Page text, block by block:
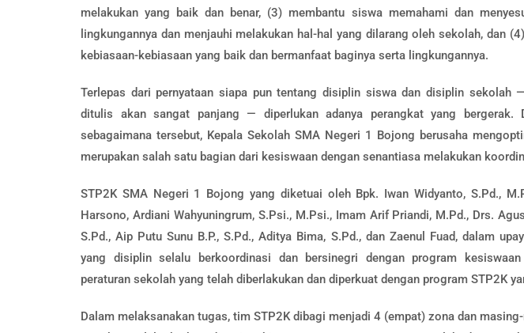
melakukan yang baik dan benar, (3) membantu siswa memahami dan
lingkungannya dan menjauhi melakukan hal-hal yang dilarang oleh sekolah, dan
kebiasaan-kebiasaan yang baik dan bermanfaat baginya serta lingkungannya.
Terlepas dari pernyataan siapa pun tentang disiplin siswa dan disiplin sekolah
ditulis akan sangat panjang — diperlukan adanya perangkat yang bergerak.
sebagaimana tersebut, Kepala Sekolah SMA Negeri 1 Bojong berusaha
merupakan salah satu bagian dari kesiswaan dengan senantiasa melakukan
STP2K SMA Negeri 1 Bojong yang diketuai oleh Bpk. Iwan Widyanto, S.Pd.,
Harsono, Ardiani Wahyuningrum, S.Psi., M.Psi., Imam Arif Priandi, M.Pd., Drs.
S.Pd., Aip Putu Sunu B.P., S.Pd., Aditya Bima, S.Pd., dan Zaenul Fuad, dalam
yang disiplin selalu berkoordinasi dan bersinegri dengan program
peraturan sekolah yang telah diberlakukan dan diperkuat dengan program STP2K
Dalam melaksanakan tugas, tim STP2K dibagi menjadi 4 (empat) zona dan